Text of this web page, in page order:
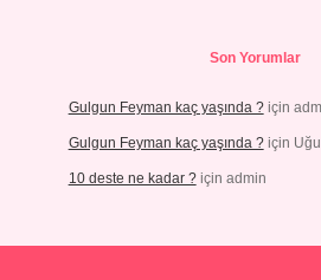
Son Yorumlar
Gulgun Feyman kaç yaşında ?için
Gulgun Feyman kaç yaşında ?için
10 deste ne kadar ?için admin